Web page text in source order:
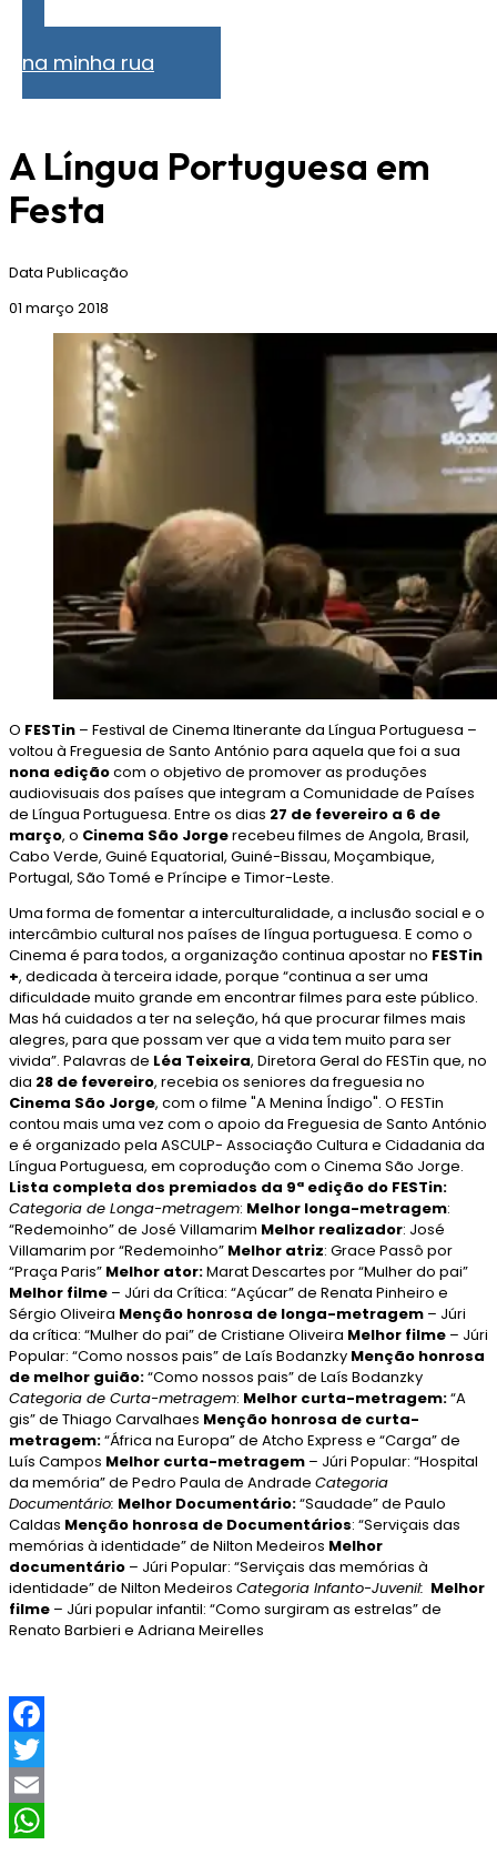
na minha rua
A Língua Portuguesa em
Festa
Data Publicação
01 março 2018
O FESTin – Festival de Cinema Itinerante da Língua Portuguesa –
voltou à Freguesia de Santo António para aquela que foi a sua
nona ediçãocom o objetivo de promover as produções
audiovisuais dos países que integram a Comunidade de Países
de Língua Portuguesa. Entre os dias 27 de fevereiro a 6 de
março, o Cinema São Jorgerecebeu filmes de Angola, Brasil,
Cabo Verde, Guiné Equatorial, Guiné-Bissau, Moçambique,
Portugal, São Tomé e Príncipe e Timor-Leste.
Uma forma de fomentar a interculturalidade, a inclusão social e o
intercâmbio cultural nos países de língua portuguesa. E como o
Cinema é para todos, a organização continua apostar no FESTin
+, dedicada à terceira idade, porque “continua a ser uma
dificuldade muito grande em encontrar filmes para este público.
Mas há cuidados a ter na seleção, há que procurar filmes mais
alegres, para que possam ver que a vida tem muito para ser
vivida”. Palavras de Léa Teixeira, Diretora Geral do FESTin que, no
dia 28 de fevereiro, recebia os seniores da freguesia no
Cinema São Jorge, com o filme "A Menina Índigo". O FESTin
contou mais uma vez com o apoio da Freguesia de Santo António
e é organizado pela ASCULP- Associação Cultura e Cidadania da
Língua Portuguesa, em coprodução com o Cinema São Jorge.
Lista completa dos premiados da 9ª edição do FESTin:
Categoria de Longa-metragem: Melhor longa-metragem:
“Redemoinho” de José Villamarim Melhor realizador: José
Villamarim por “Redemoinho” Melhor atriz: Grace Passô por
“Praça Paris” Melhor ator:Marat Descartes por “Mulher do pai”
Melhor filme – Júri da Crítica: “Açúcar” de Renata Pinheiro e
Sérgio Oliveira Menção honrosa de longa-metragem – Júri
da crítica: “Mulher do pai” de Cristiane Oliveira Melhor filme – Júri
Popular: “Como nossos pais” de Laís Bodanzky Menção honrosa
de melhor guião:“Como nossos pais” de Laís Bodanzky
Categoria de Curta-metragem: Melhor curta-metragem:“A
gis” de Thiago Carvalhaes Menção honrosa de curta-
metragem:“África na Europa” de Atcho Express e “Carga” de
Luís Campos Melhor curta-metragem – Júri Popular: “Hospital
da memória” de Pedro Paula de Andrade Categoria
Documentário: Melhor Documentário:“Saudade” de Paulo
Caldas Menção honrosa de Documentários: “Serviçais das
memórias à identidade” de Nilton Medeiros Melhor
documentário – Júri Popular: “Serviçais das memórias à
identidade” de Nilton Medeiros Categoria Infanto-Juvenil: Melhor
filme – Júri popular infantil: “Como surgiram as estrelas” de
Renato Barbieri e Adriana Meirelles
F
a
c
T
w
E